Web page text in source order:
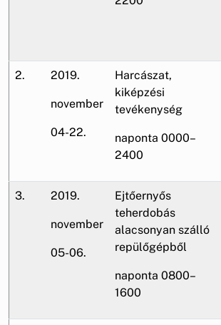
2. 2019.
november
04-22.
Harcászat,
kiképzési
tevékenység
naponta 0000–
2400
3. 2019.
november
05-06.
Ejtőernyős
teherdobás
alacsonyan szálló
repülőgépből
naponta 0800–
1600